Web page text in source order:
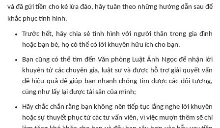
và đã gửi tiền cho kẻ lừa đảo, hãy tuân theo những hướng dẫn sau để
khắc phục tình hình.
Trước hết, hãy chia sẻ tình hình với người thân trong gia đình
hoặc bạn bè, họ có thể có lời khuyên hữu ích cho bạn.
Bạn cũng có thể tìm đến Văn phòng Luật Ánh Ngọc để nhận lời
khuyên từ các chuyên gia, luật sư và được hỗ trợ giải quyết vấn
đề hiệu quả để giúp bạn nhanh chóng tìm được các đối tượng,
cũng như lấy lại được tài sản của mình;
Hãy chắc chắn rằng bạn không nên tiếp tục lắng nghe lời khuyên
hoặc sự thuyết phục từ các tư vấn viên, vì việc mượn thêm sẽ chỉ